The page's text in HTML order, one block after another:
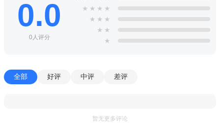
0.0
0人评分
★ ★ ★ ★
★ ★ ★
★ ★
★
全部 好评 中评 差评
暂无更多评论